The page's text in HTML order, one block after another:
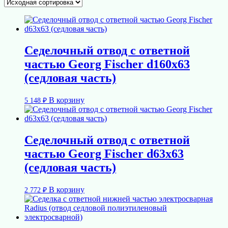
Седелочный отвод с ответной
частью Georg Fischer d160х63
(седловая часть)
5 148 ₽ В корзину
Седелочный отвод с ответной
частью Georg Fischer d63x63
(седловая часть)
2 772 ₽ В корзину